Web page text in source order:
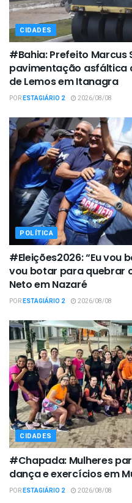
CIDADES
#Bahia: Prefeito Marcus
pavimentação asfáltica
de Lemos em Itanagra
PORESTAGIÁRIO 2 2026/08/08
POLÍTICA
#Eleições2026: “Eu vou
vou botar para quebrar
Neto em Nazaré
PORESTAGIÁRIO 2 2026/08/08
CIDADES
#Chapada: Mulheres
dança e exercícios em
PORESTAGIÁRIO 2 2026/08/08